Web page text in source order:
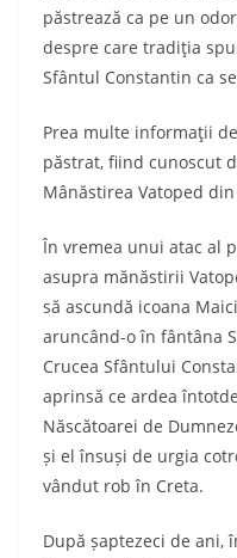
păstrează ca pe un
despre care tradiţia
Sfântul Constantin ca
Prea multe informaţii
păstrat, fiind cunoscut
Mânăstirea Vatoped
În vremea unui atac al
asupra mănăstirii
să ascundă icoana
aruncând-o în fântâna
Crucea Sfântului
aprinsă ce ardea
Născătoarei de
și el însuși de urgia
vândut rob în Creta.
După șaptezeci de